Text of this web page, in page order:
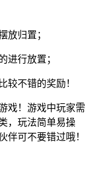
放归置；
进行放置；
较不错的奖励！
戏！游戏中玩家需
，玩法简单易操
伴可不要错过哦！